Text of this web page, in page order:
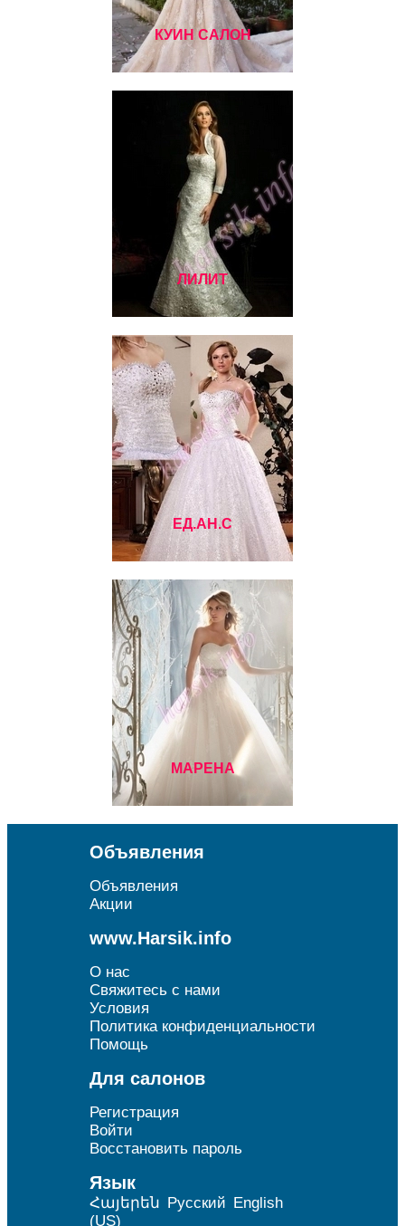
КУИН САЛОН
ЛИЛИТ
ЕД.АН.С
МАРЕНА
Объявления
Объявления
Акции
www.Harsik.info
О нас
Свяжитесь с нами
Условия
Политика конфиденциальности
Помощь
Для салонов
Регистрация
Войти
Восстановить пароль
Язык
Հայերեն Русский English
(US)